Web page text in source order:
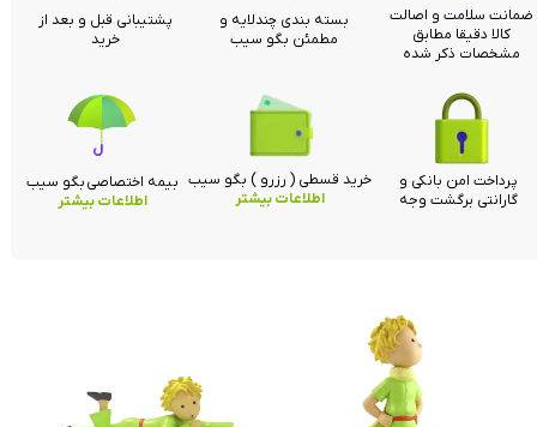
ضمانت سلامت و اصالت
کالا دقیقا مطابق
مشخصات ذکر شده
بسته بندی چندلایه و
مطمئن بگو سیب
پشتیبانی قبل و بعد از
خرید
خرید قسطی ( رزرو ) بگو سیب
اطلاعات بیشتر
پرداخت امن بانکی و
گارانتی برگشت وجه
بیمه اختصاصی بگو سیب
اطلاعات بیشتر